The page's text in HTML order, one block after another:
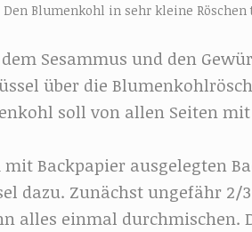
Den Blumenkohl in sehr kleine Röschen
Sesammus und den
über die
soll von allen Seiten
mit Backpapier ausgelegten
dazu. Zunächst ungefähr 2/
alles einmal durchmischen.